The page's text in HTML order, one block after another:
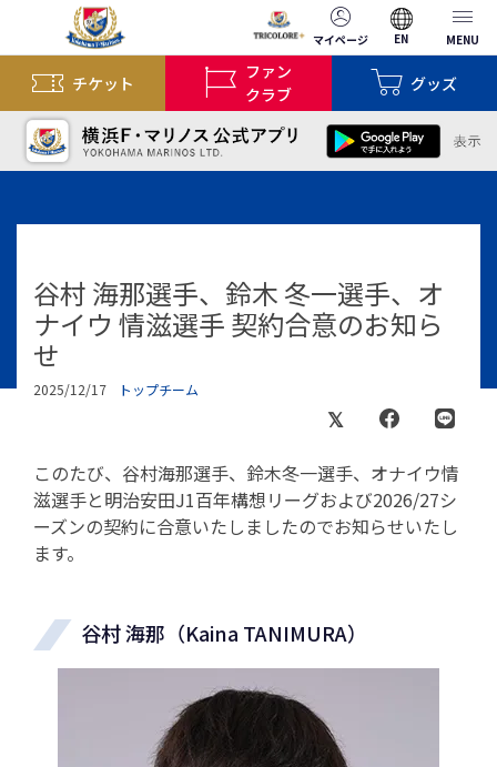
マイページ EN MENU
チケット
ファン
クラブ
グッズ
谷村 海那選手、鈴木 冬一選手、オ
ナイウ 情滋選手 契約合意のお知ら
せ
2025/12/17 トップチーム
このたび、谷村海那選手、鈴木冬一選手、オナイウ情
滋選手と明治安田J1百年構想リーグおよび2026/27シ
ーズンの契約に合意いたしましたのでお知らせいたし
ます。
谷村 海那（Kaina TANIMURA）